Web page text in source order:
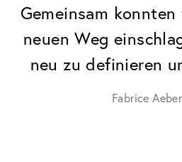
Gemeinsam
neuen Weg
neu zu definieren
Fabrice